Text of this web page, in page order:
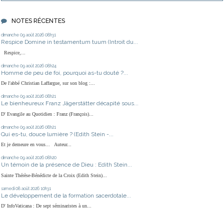
NOTES RÉCENTES
dimanche 09 août 2026 08h31
Respice Domine in testamentum tuum (Introit du...
Respice,...
dimanche 09 août 2026 08h24
Homme de peu de foi, pourquoi as-tu douté ?...
De l'abbé Christian Laffargue, sur son blog :...
dimanche 09 août 2026 08h21
Le bienheureux Franz Jägerstätter décapité sous...
D' Evangile au Quotidien : Franz (François)...
dimanche 09 août 2026 08h21
Qui es-tu, douce lumière ? (Edith Stein -...
Et je demeure en vous... Auteur...
dimanche 09 août 2026 08h20
Un témoin de la présence de Dieu : Edith Stein...
Sainte Thérèse-Bénédicte de la Croix (Edith Stein)...
samedi 08 août 2026 10h31
Le développement de la formation sacerdotale...
D' InfoVaticana : De sept séminaristes à un...